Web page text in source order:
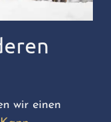
wir einen